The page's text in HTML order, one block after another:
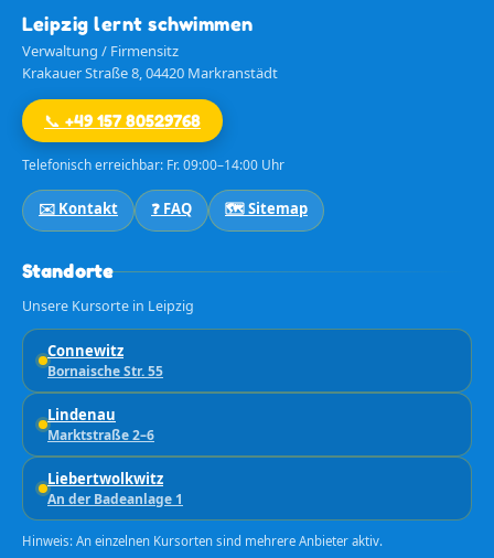
Leipzig lernt schwimmen
Verwaltung / Firmensitz
Krakauer Straße 8, 04420 Markranstädt
📞 +49 157 80529768
Telefonisch erreichbar: Fr. 09:00–14:00 Uhr
✉️ Kontakt ❓ FAQ 🗺️ Sitemap
Standorte
Unsere Kursorte in Leipzig
Connewitz
Bornaische Str. 55
Lindenau
Marktstraße 2–6
Liebertwolkwitz
An der Badeanlage 1
Hinweis: An einzelnen Kursorten sind mehrere Anbieter aktiv.